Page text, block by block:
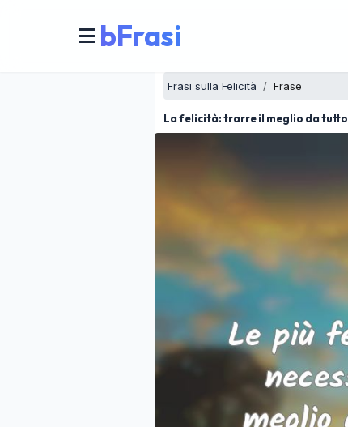
bFrasi
Frasi sulla Felicità Frase
La felicità: trarre il meglio da tutto